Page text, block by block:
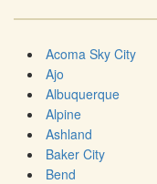
Acoma Sky City
Ajo
Albuquerque
Alpine
Ashland
Baker City
Bend